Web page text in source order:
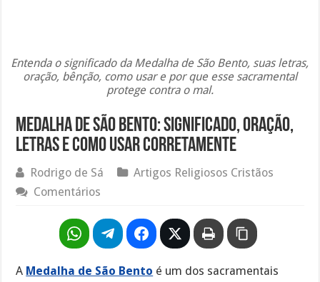
Entenda o significado da Medalha de São Bento, suas letras,
oração, bênção, como usar e por que esse sacramental
protege contra o mal.
Medalha de São Bento: Significado, Oração,
Letras e Como Usar Corretamente
Rodrigo de Sá
Artigos Religiosos Cristãos
Comentários
A Medalha de São Bento é um dos sacramentais